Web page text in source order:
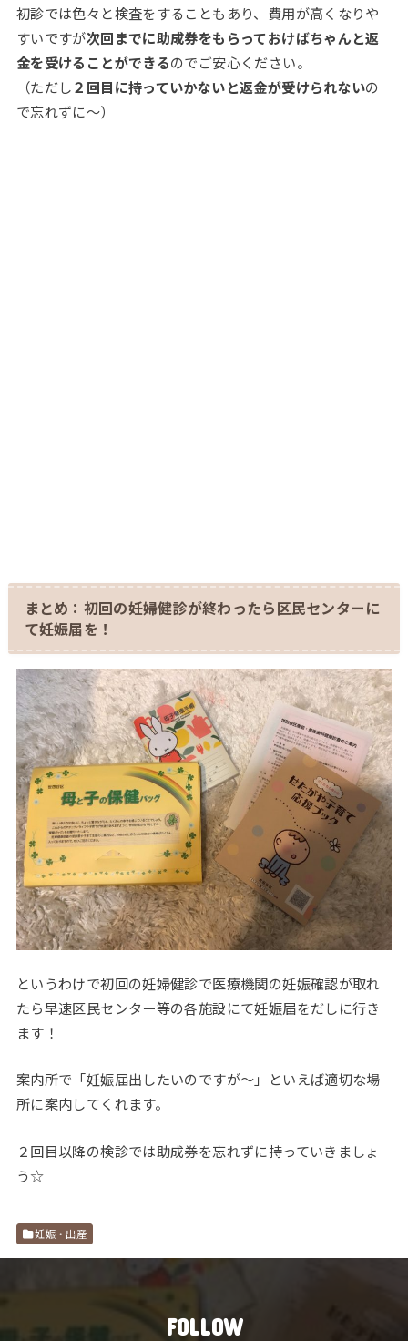
初診では色々と検査をすることもあり、費用が高くなりや
すいですが次回までに助成券をもらっておけばちゃんと返
金を受けることができるのでご安心ください。
（ただし２回目に持っていかないと返金が受けられないの
で忘れずに～）
まとめ：初回の妊婦健診が終わったら区民センターに
て妊娠届を！
というわけで初回の妊婦健診で医療機関の妊娠確認が取れ
たら早速区民センター等の各施設にて妊娠届をだしに行き
ます！
案内所で「妊娠届出したいのですが～」といえば適切な場
所に案内してくれます。
２回目以降の検診では助成券を忘れずに持っていきましょ
う☆
妊娠・出産
FOLLOW